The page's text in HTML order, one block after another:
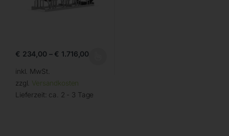
€ 234,00 – € 1.716,00
inkl. MwSt.
zzgl. Versandkosten
Lieferzeit: ca. 2 - 3 Tage